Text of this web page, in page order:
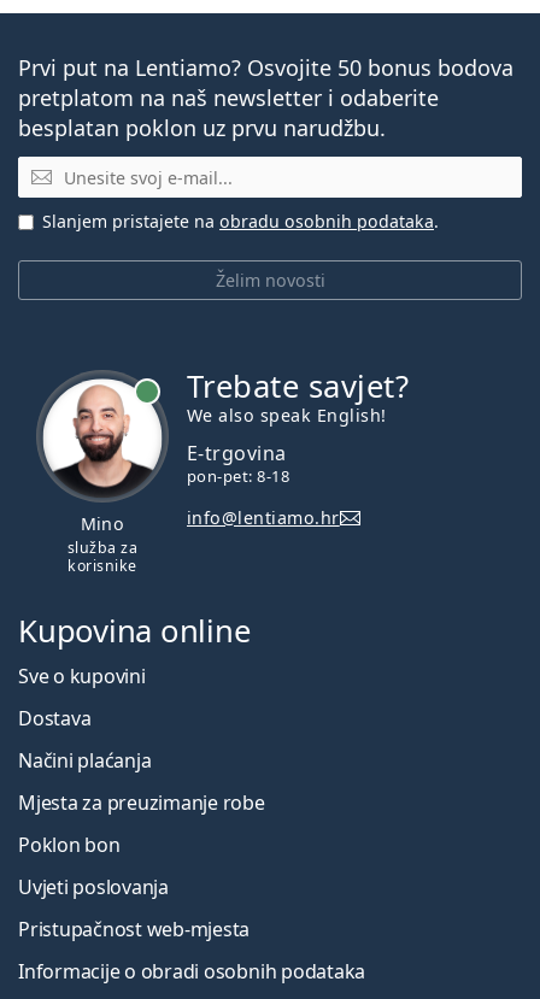
Prvi put na Lentiamo? Osvojite 50 bonus bodova
pretplatom na naš newsletter i odaberite
besplatan poklon uz prvu narudžbu.
E-mail
Želim novosti
Slanjem pristajete na obradu osobnih podataka.
Mino
služba za
korisnike
Trebate savjet?
We also speak English!
E-trgovina
pon-pet: 8-18
info@lentiamo.hr
Kupovina online
Sve o kupovini
Dostava
Načini plaćanja
Mjesta za preuzimanje robe
Poklon bon
Uvjeti poslovanja
Pristupačnost web-mjesta
Informacije o obradi osobnih podataka